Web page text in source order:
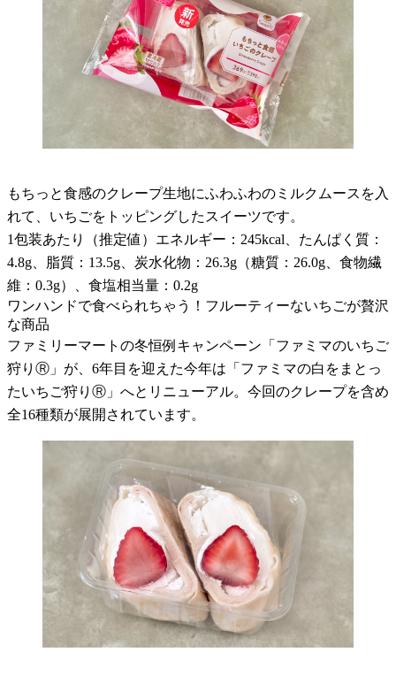
もちっと食感のクレープ生地にふわふわのミルクムースを入
れて、いちごをトッピングしたスイーツです。
1包装あたり（推定値）エネルギー：245kcal、たんぱく質：
4.8g、脂質：13.5g、炭水化物：26.3g（糖質：26.0g、食物繊
維：0.3g）、食塩相当量：0.2g
ワンハンドで食べられちゃう！フルーティーないちごが贅沢
な商品
ファミリーマートの冬恒例キャンペーン「ファミマのいちご
狩りⓇ」が、6年目を迎えた今年は「ファミマの白をまとっ
たいちご狩りⓇ」へとリニューアル。今回のクレープを含め
全16種類が展開されています。